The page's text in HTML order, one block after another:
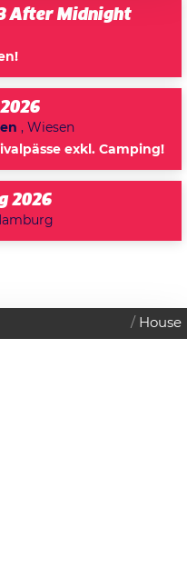
After Midnight
, Wiesen
exkl. Camping!
2026
House